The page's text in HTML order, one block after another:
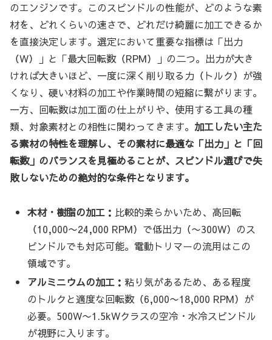
のエンジンです。このスピンドルの性能が、どのような素
材を、どれくらいの速さで、どれだけ綺麗に加工できるか
を直接決定します。選定において重要な指標は「出力
（W）」と「最大回転数（RPM）」の二つ。出力が大き
ければ大きいほど、一度に深く削り取る力（トルク）が強
くなり、硬い材料の加工や作業時間の短縮に繋がります。
一方、回転数は加工面の仕上がりや、使用する工具の種
類、対象素材との相性に関わってきます。 加工したい主た
る素材の特性を理解し、その素材に最適な「出力」と「回
転数」のバランスを見極めることが、スピンドル選びで失
敗しないための絶対的な条件となります。
木材・樹脂の加工： 比較的柔らかいため、高回転
（10,000〜24,000 RPM）で低出力（〜300W）のス
ピンドルでも対応可能。電動トリマーの流用はこの
領域です。
アルミニウムの加工：粘り気があるため、ある程度
のトルクと適度な回転数（6,000〜18,000 RPM）が
必要。500W〜1.5kWクラスの空冷・水冷スピンドル
が視野に入ります。